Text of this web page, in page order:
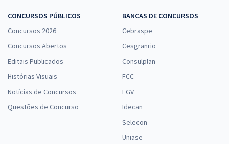
CONCURSOS PÚBLICOS
Concursos 2026
Concursos Abertos
Editais Publicados
Histórias Visuais
Notícias de Concursos
Questões de Concurso
BANCAS DE CONCURSOS
Cebraspe
Cesgranrio
Consulplan
FCC
FGV
Idecan
Selecon
Uniase